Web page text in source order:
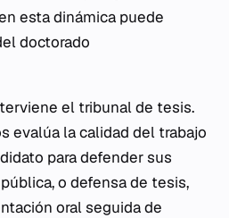
esta dinámica puede
doctorado
el tribunal de tesis.
evalúa la calidad del trabajo
para defender sus
o defensa de tesis,
oral seguida de